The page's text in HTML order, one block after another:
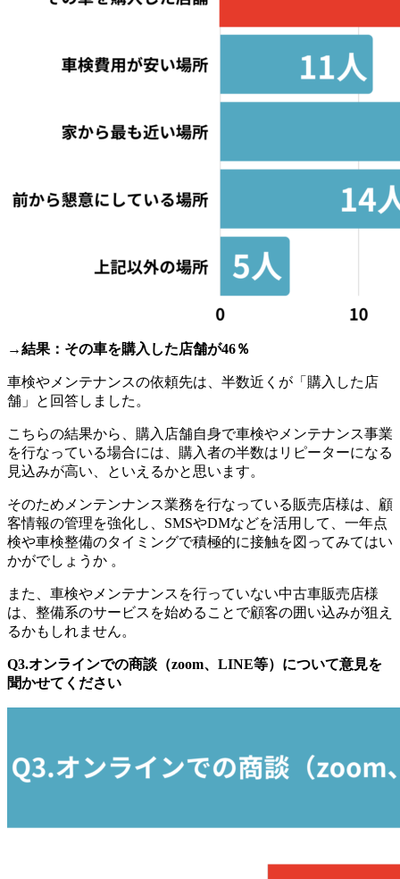
→結果：その車を購入した店舗が46％
車検やメンテナンスの依頼先は、半数近くが「購入した店
舗」と回答しました。
こちらの結果から、購入店舗自身で車検やメンテナンス事業
を行なっている場合には、購入者の半数はリピーターになる
見込みが高い、といえるかと思います。
そのためメンテンナンス業務を行なっている販売店様は、顧
客情報の管理を強化し、SMSやDMなどを活用して、一年点
検や車検整備のタイミングで積極的に接触を図ってみてはい
かがでしょうか 。
また、車検やメンテナンスを行っていない中古車販売店様
は、整備系のサービスを始めることで顧客の囲い込みが狙え
るかもしれません。
Q3.オンラインでの商談（zoom、LINE等）について意見を
聞かせてください